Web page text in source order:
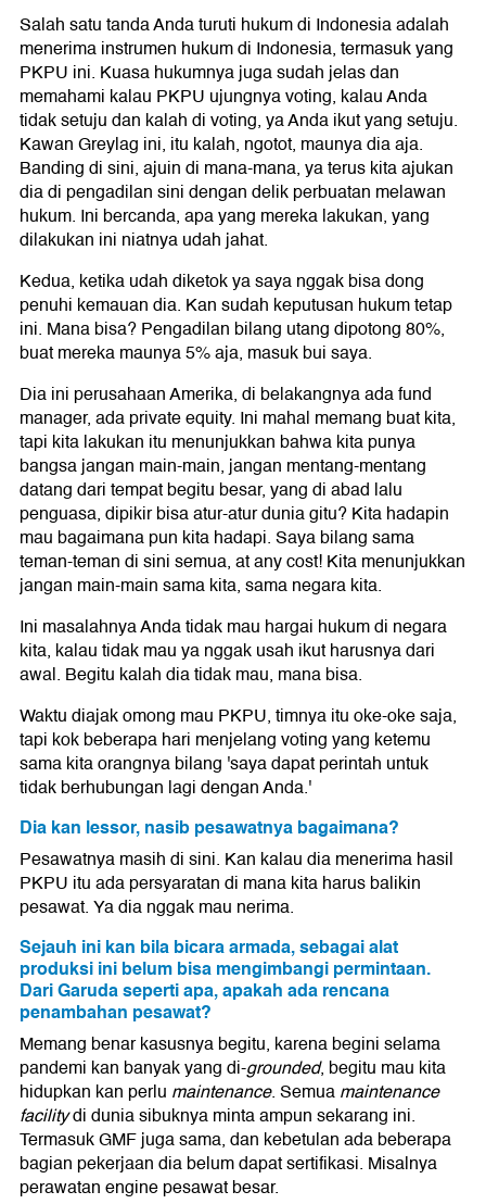
Salah satu tanda Anda turuti hukum di Indonesia adalah
menerima instrumen hukum di Indonesia, termasuk yang
PKPU ini. Kuasa hukumnya juga sudah jelas dan
memahami kalau PKPU ujungnya voting, kalau Anda
tidak setuju dan kalah di voting, ya Anda ikut yang setuju.
Kawan Greylag ini, itu kalah, ngotot, maunya dia aja.
Banding di sini, ajuin di mana-mana, ya terus kita ajukan
dia di pengadilan sini dengan delik perbuatan melawan
hukum. Ini bercanda, apa yang mereka lakukan, yang
dilakukan ini niatnya udah jahat.
Kedua, ketika udah diketok ya saya nggak bisa dong
penuhi kemauan dia. Kan sudah keputusan hukum tetap
ini. Mana bisa? Pengadilan bilang utang dipotong 80%,
buat mereka maunya 5% aja, masuk bui saya.
Dia ini perusahaan Amerika, di belakangnya ada fund
manager, ada private equity. Ini mahal memang buat kita,
tapi kita lakukan itu menunjukkan bahwa kita punya
bangsa jangan main-main, jangan mentang-mentang
datang dari tempat begitu besar, yang di abad lalu
penguasa, dipikir bisa atur-atur dunia gitu? Kita hadapin
mau bagaimana pun kita hadapi. Saya bilang sama
teman-teman di sini semua, at any cost! Kita menunjukkan
jangan main-main sama kita, sama negara kita.
Ini masalahnya Anda tidak mau hargai hukum di negara
kita, kalau tidak mau ya nggak usah ikut harusnya dari
awal. Begitu kalah dia tidak mau, mana bisa.
Waktu diajak omong mau PKPU, timnya itu oke-oke saja,
tapi kok beberapa hari menjelang voting yang ketemu
sama kita orangnya bilang 'saya dapat perintah untuk
tidak berhubungan lagi dengan Anda.'
Dia kan lessor, nasib pesawatnya bagaimana?
Pesawatnya masih di sini. Kan kalau dia menerima hasil
PKPU itu ada persyaratan di mana kita harus balikin
pesawat. Ya dia nggak mau nerima.
Sejauh ini kan bila bicara armada, sebagai alat
produksi ini belum bisa mengimbangi permintaan.
Dari Garuda seperti apa, apakah ada rencana
penambahan pesawat?
Memang benar kasusnya begitu, karena begini selama
pandemi kan banyak yang di-grounded, begitu mau kita
hidupkan kan perlu maintenance. Semuamaintenance
facilitydi dunia sibuknya minta ampun sekarang ini.
Termasuk GMF juga sama, dan kebetulan ada beberapa
bagian pekerjaan dia belum dapat sertifikasi. Misalnya
perawatan engine pesawat besar.